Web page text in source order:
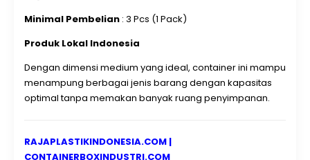
Minimal Pembelian: 3 Pcs (1 Pack)
Produk Lokal Indonesia
Dengan dimensi medium yang ideal, container ini mampu
menampung berbagai jenis barang dengan kapasitas
optimal tanpa memakan banyak ruang penyimpanan.
RAJAPLASTIKINDONESIA.COM|
CONTAINERBOXINDUSTRI.COM